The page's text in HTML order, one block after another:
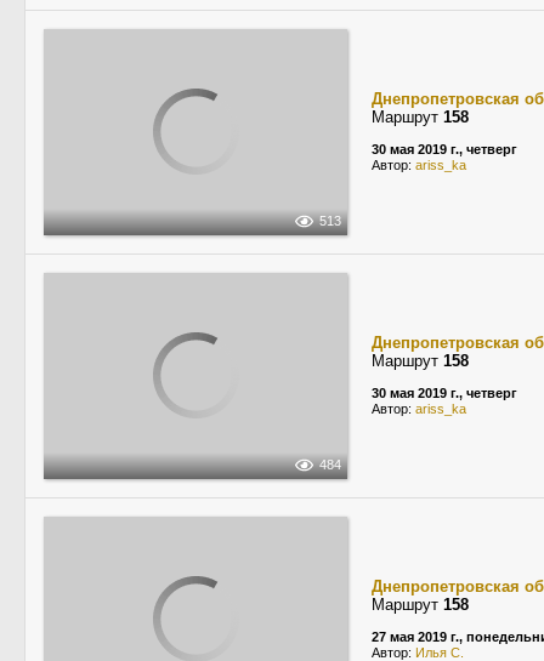
513
Днепропетровская
Маршрут 158
30 мая 2019 г., четверг
Автор: ariss_ka
484
Днепропетровская
Маршрут 158
30 мая 2019 г., четверг
Автор: ariss_ka
Днепропетровская
Маршрут 158
27 мая 2019 г.,
Автор: Илья С.